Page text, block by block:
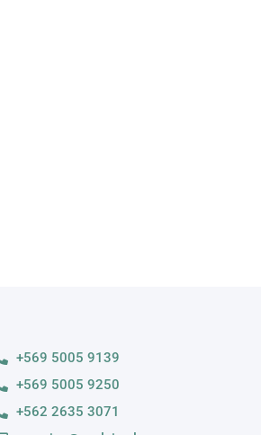
+569 5005 9139
+569 5005 9250
+562 2635 3071